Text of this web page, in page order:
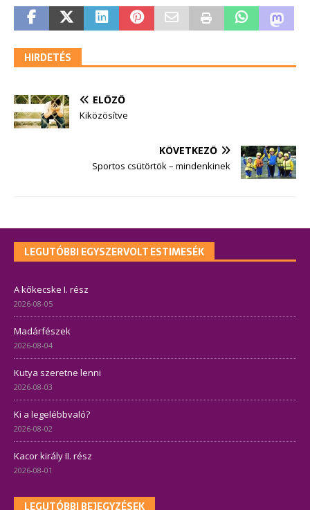
HIRDETÉS
ELŐZŐ
Kiközösítve
KÖVETKEZŐ
Sportos csütörtök – mindenkinek
LEGUTÓBBI EGYSZERVOLT ESTIMESÉK
A kőkecske I. rész
2026-08-05
Madárfészek
2026-08-04
Kutya szeretne lenni
2026-08-03
Ki a legelébbvaló?
2026-08-02
Kacor király II. rész
2026-08-01
LEGUTÓBBI BEJEGYZÉSEK